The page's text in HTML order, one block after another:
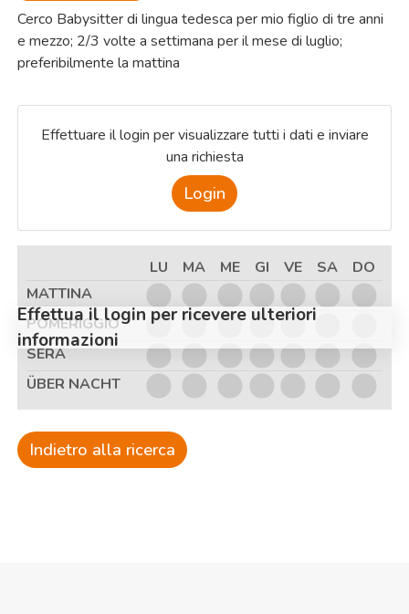
Cerco Babysitter di lingua tedesca per mio figlio di tre anni
e mezzo; 2/3 volte a settimana per il mese di luglio;
preferibilmente la mattina
Effettuare il login per visualizzare tutti i dati e inviare
una richiesta
Login
LU MA ME GI VE SA
DO
MATTINA
POMERIGGIO
SERA
ÜBER NACHT
Effettua il login per ricevere ulteriori
informazioni
Indietro alla ricerca